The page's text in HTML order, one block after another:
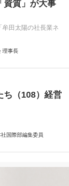
資質」が大事
田太陽の社長業ネ
理事長
ち（108）経営
国際部編集委員